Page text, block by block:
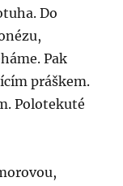
Do
Pak
práškem.
Polotekuté